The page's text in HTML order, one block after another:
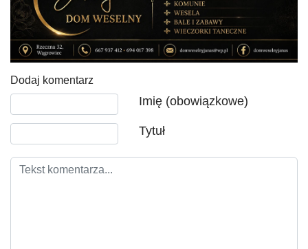
Dodaj komentarz
Imię (obowiązkowe)
Tytuł
Tekst komentarza